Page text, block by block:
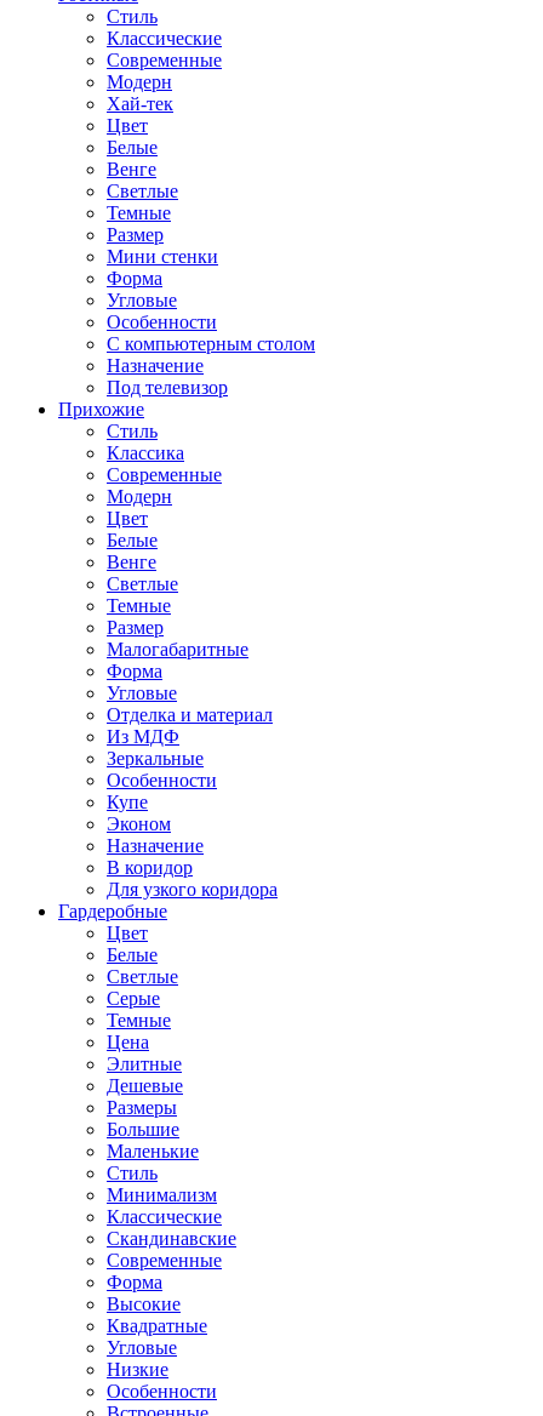
Стиль
Классические
Современные
Модерн
Хай-тек
Цвет
Белые
Венге
Светлые
Темные
Размер
Мини стенки
Форма
Угловые
Особенности
С компьютерным столом
Назначение
Под телевизор
Прихожие
Стиль
Классика
Современные
Модерн
Цвет
Белые
Венге
Светлые
Темные
Размер
Малогабаритные
Форма
Угловые
Отделка и материал
Из МДФ
Зеркальные
Особенности
Купе
Эконом
Назначение
В коридор
Для узкого коридора
Гардеробные
Цвет
Белые
Светлые
Серые
Темные
Цена
Элитные
Дешевые
Размеры
Большие
Маленькие
Стиль
Минимализм
Классические
Скандинавские
Современные
Форма
Высокие
Квадратные
Угловые
Низкие
Особенности